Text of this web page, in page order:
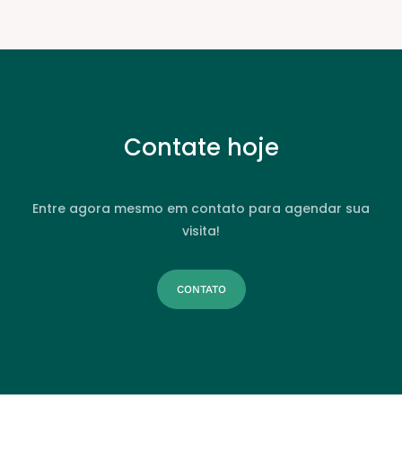
Contate hoje
Entre agora mesmo em contato para agendar sua
visita!
CONTATO